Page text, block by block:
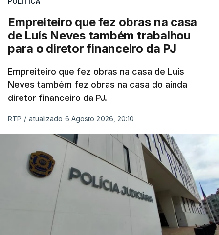
Empreiteiro que fez obras na casa
de Luís Neves também trabalhou
para o diretor financeiro da PJ
Empreiteiro que fez obras na casa de Luís
Neves também fez obras na casa do ainda
diretor financeiro da PJ.
RTP / atualizado 6 Agosto 2026, 20:10